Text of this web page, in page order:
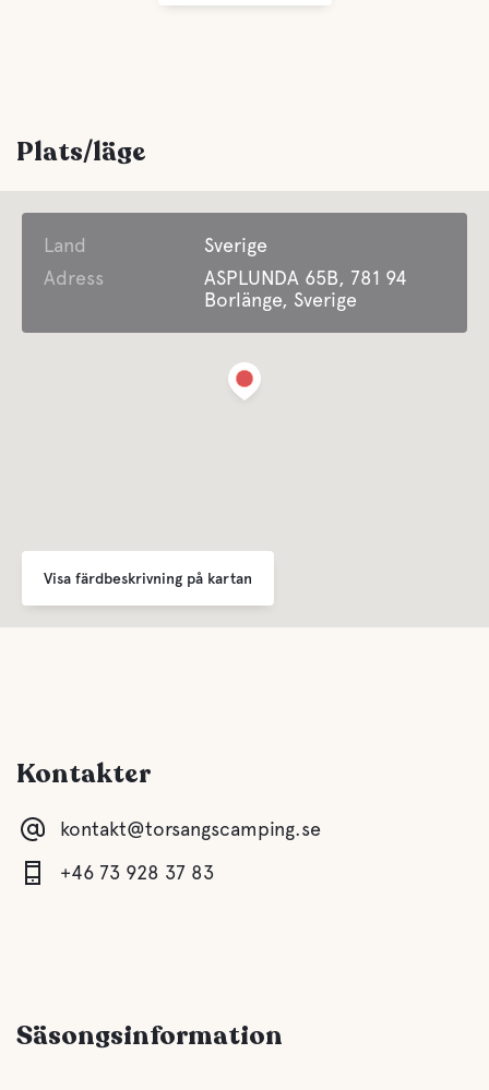
Färskvatten
Vatten
Plats/läge
Land
Sverige
Adress
ASPLUNDA 65B, 781 94
Borlänge, Sverige
Visa färdbeskrivning på kartan
Kontakter
kontakt@torsangscamping.se
+46 73 928 37 83
Säsongsinformation